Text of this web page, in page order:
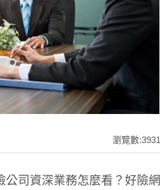
瀏覽數:3931
司資深業務怎麼看？好險網